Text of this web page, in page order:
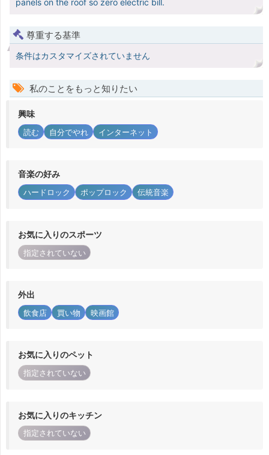
panels on the roof so zero electric bill.
尊重する基準
条件はカスタマイズされていません
私のことをもっと知りたい
興味
読む 自分でやれ インターネット
音楽の好み
ハードロック ポップロック 伝統音楽
お気に入りのスポーツ
指定されていない
外出
飲食店 買い物 映画館
お気に入りのペット
指定されていない
お気に入りのキッチン
指定されていない